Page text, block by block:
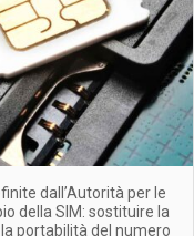
dall’Autorità per le
della SIM: sostituire la
portabilità del numero